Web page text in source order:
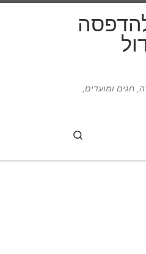
חגים ומועדים,